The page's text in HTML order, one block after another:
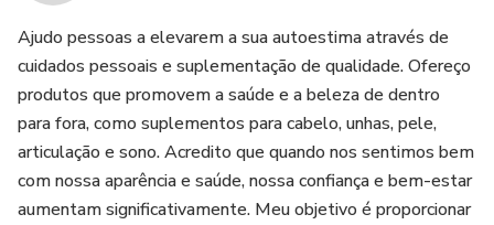
Ingredientes: Peptídeos bioativos de colágeno hidrolisado
com peso molecular médio 2kda (verisol), l-triptofano, mix
de vitaminas e minerais, vitamina C (ácido ascórbico),
vitamina H (biotina), Inositol e ácido hialurônico, melatonina,
silício orgânico, extrato natural de amomila, aroma natural
de maracujá, acidulante ácido crítico, edulcorante sucralose
e antiumectante dióxido de silício.
Ajudo pessoas a elevarem a sua autoestima através de
cuidados pessoais e suplementação de qualidade. Ofereço
produtos que promovem a saúde e a beleza de dentro
para fora, como suplementos para cabelo, unhas, pele,
articulação e sono. Acredito que quando nos sentimos bem
com nossa aparência e saúde, nossa confiança e bem-estar
aumentam significativamente. Meu objetivo é proporcionar